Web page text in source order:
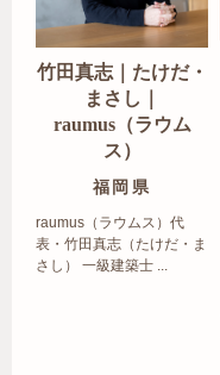
竹田真志｜たけだ・
まさし｜
raumus（ラウム
ス）
福岡県
raumus（ラウムス）代
表・竹田真志（たけだ・ま
さし） 一級建築士 ...